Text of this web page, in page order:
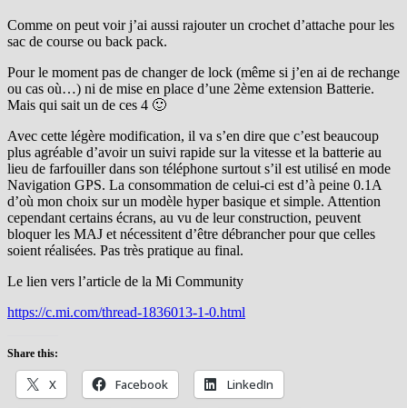
Comme on peut voir j’ai aussi rajouter un crochet d’attache pour les
sac de course ou back pack.
Pour le moment pas de changer de lock (même si j’en ai de rechange
ou cas où…) ni de mise en place d’une 2ème extension Batterie.
Mais qui sait un de ces 4 🙂
Avec cette légère modification, il va s’en dire que c’est beaucoup
plus agréable d’avoir un suivi rapide sur la vitesse et la batterie au
lieu de farfouiller dans son téléphone surtout s’il est utilisé en mode
Navigation GPS. La consommation de celui-ci est d’à peine 0.1A
d’où mon choix sur un modèle hyper basique et simple. Attention
cependant certains écrans, au vu de leur construction, peuvent
bloquer les MAJ et nécessitent d’être débrancher pour que celles
soient réalisées. Pas très pratique au final.
Le lien vers l’article de la Mi Community
https://c.mi.com/thread-1836013-1-0.html
Share this:
X Facebook LinkedIn